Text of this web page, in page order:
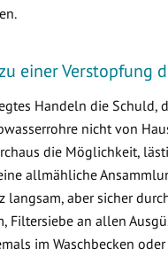
einer Verstopfung
Handeln die Schuld,
nicht von
die Möglichkeit,
allmähliche
langsam, aber sicher
Filtersiebe an allen
im Waschbecken